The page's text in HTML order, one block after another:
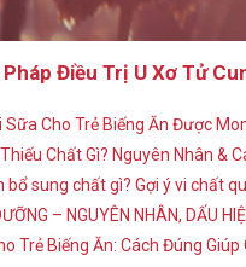
Điều Trị U Xơ Tử
Sữa Cho Trẻ Biếng Ăn Được
Chất Gì? Nguyên Nhân &
bổ sung chất gì? Gợi ý vi chất
– NGUYÊN NHÂN, DẤU
Trẻ Biếng Ăn: Cách Đúng